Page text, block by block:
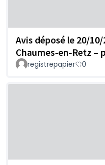
Avis déposé le 20/
Chaumes-en-Retz –
registrepapier 0